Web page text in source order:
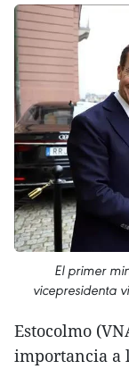
El primer
vicepresidenta
Estocolmo
importancia a